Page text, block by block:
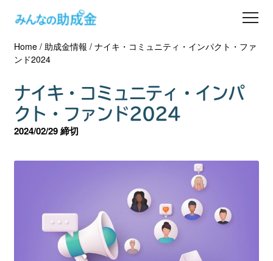
助成金を探す
士業の方へ
助成金コラム
専門家一覧
会員登録
Home/ 助成金情報 / ナイキ・コミュニティ・インパクト・ファ
ンド2024
ナイキ・コミュニティ・インパ
クト・ファンド2024
2024/02/29 締切